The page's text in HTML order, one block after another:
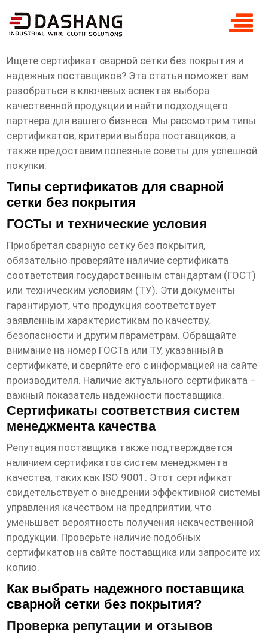
сертификат Сварная сетка без
покрытия Поставщики
Ищете сертификат сварной сетки без покрытия и
надежных поставщиков? Эта статья поможет вам
разобраться в ключевых аспектах выбора
качественной продукции и найти подходящего
партнера для вашего бизнеса. Мы рассмотрим типы
сертификатов, критерии выбора поставщиков, а
также предоставим полезные советы для успешной
покупки.
Типы сертификатов для сварной
сетки без покрытия
ГОСТы и технические условия
Приобретая сварную сетку без покрытия,
обязательно проверяйте наличие сертификата
соответствия государственным стандартам (ГОСТ)
или техническим условиям (ТУ). Эти документы
гарантируют, что продукция соответствует
заявленным характеристикам по качеству,
безопасности и другим параметрам. Обращайте
внимание на номер ГОСТа или ТУ, указанный в
сертификате, и сверяйте его с информацией на сайте
производителя. Наличие актуального сертификата –
важный показатель надежности поставщика.
Сертификаты соответствия систем
менеджмента качества
Репутация поставщика также подтверждается
наличием сертификатов систем менеджмента
качества, таких как ISO 9001. Этот сертификат
свидетельствует о внедрении эффективной системы
управления качеством на предприятии, что
уменьшает вероятность получения некачественной
продукции. Проверьте наличие подобных
сертификатов на сайте поставщика или запросите их
копию.
Как выбрать надежного поставщика
сварной сетки без покрытия?
Проверка репутации и отзывов